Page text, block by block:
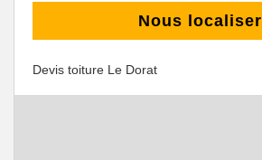
Nous localiser
Devis toiture Le Dorat